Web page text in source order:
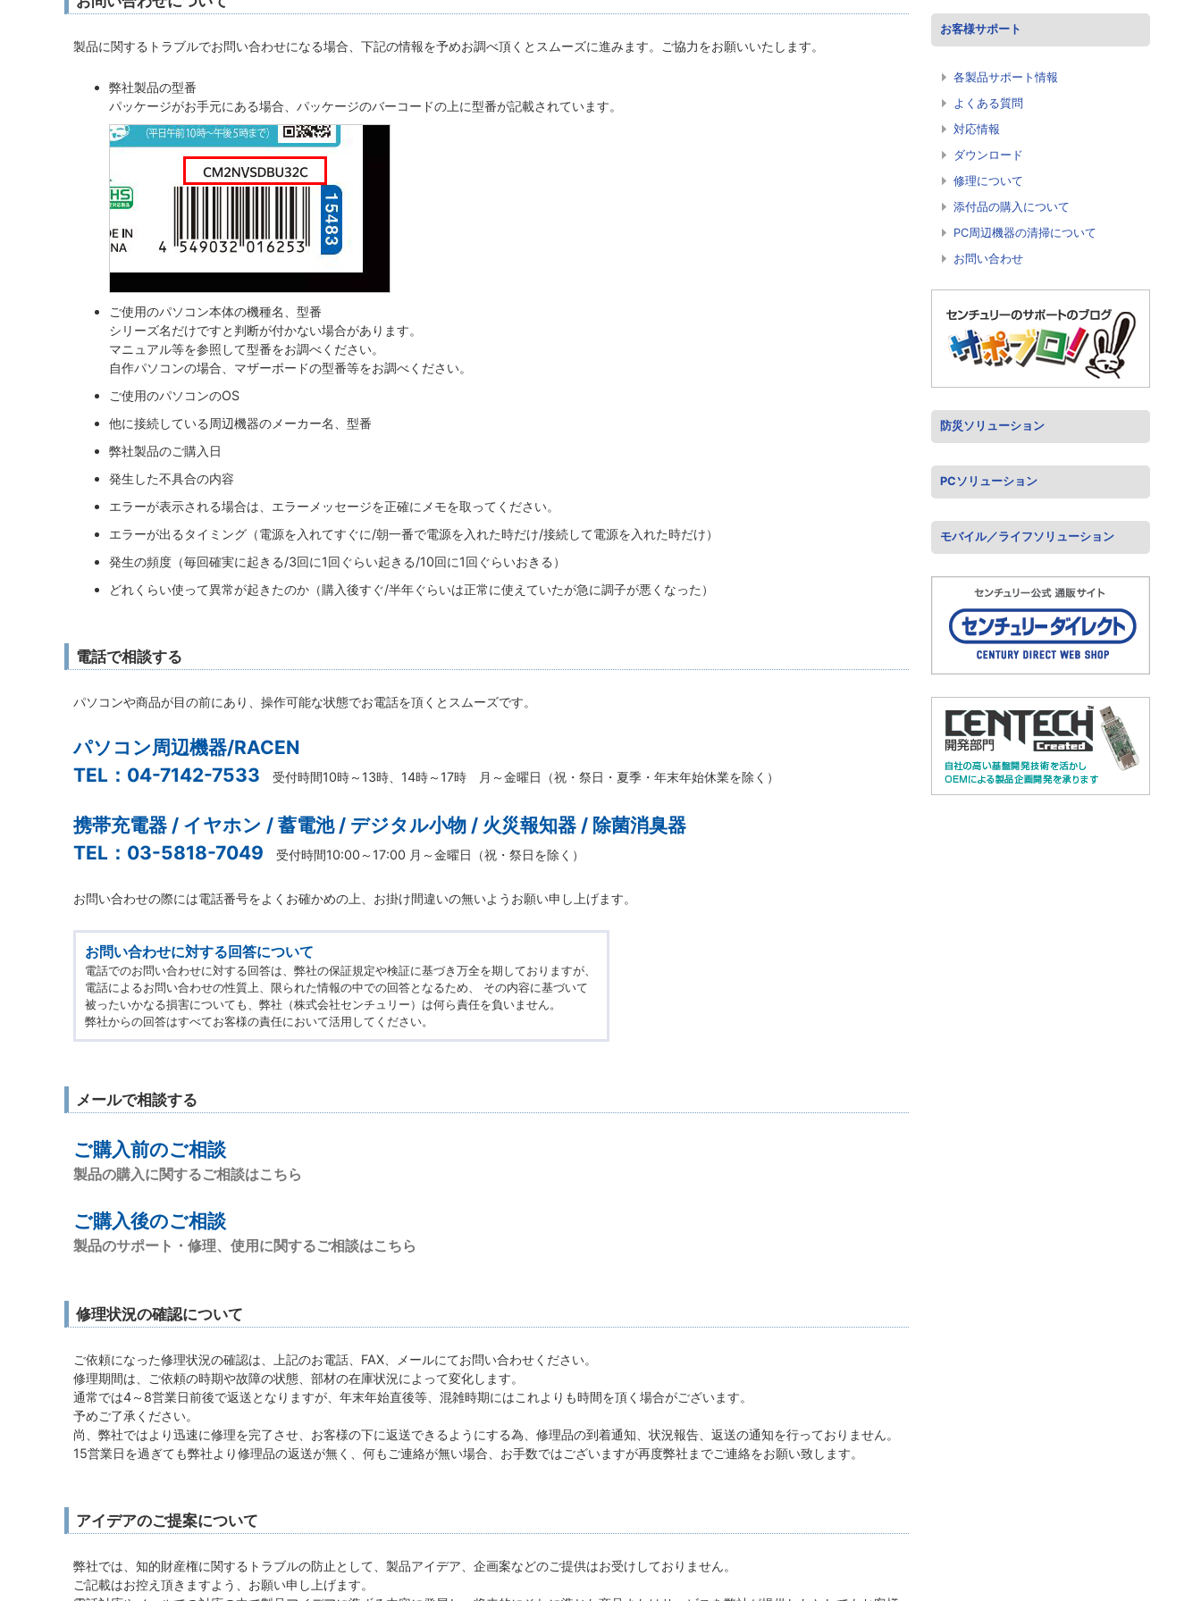
製品に関するトラブルでお問い合わせになる場合、下記の情報を予めお調べ頂くとスムーズに進みます。ご協力をお願いいたします。
弊社製品の型番
パッケージがお手元にある場合、パッケージのバーコードの上に型番が記載されています。
ご使用のパソコン本体の機種名、型番
シリーズ名だけですと判断が付かない場合があります。
マニュアル等を参照して型番をお調べください。
自作パソコンの場合、マザーボードの型番等をお調べください。
ご使用のパソコンのOS
他に接続している周辺機器のメーカー名、型番
弊社製品のご購入日
発生した不具合の内容
エラーが表示される場合は、エラーメッセージを正確にメモを取ってください。
エラーが出るタイミング（電源を入れてすぐに/朝一番で電源を入れた時だけ/接続して電源を入れた時だけ）
発生の頻度（毎回確実に起きる/3回に1回ぐらい起きる/10回に1回ぐらいおきる）
どれくらい使って異常が起きたのか（購入後すぐ/半年ぐらいは正常に使えていたが急に調子が悪くなった）
電話で相談する
パソコンや商品が目の前にあり、操作可能な状態でお電話を頂くとスムーズです。
パソコン周辺機器/RACEN
TEL：04-7142-7533 受付時間10時～13時、14時～17時 月～金曜日（祝・祭日・夏季・年末年始休業を除く）
携帯充電器 / イヤホン / 蓄電池 / デジタル小物 / 火災報知器 / 除菌消臭器
TEL：03-5818-7049 受付時間10:00～17:00 月～金曜日（祝・祭日を除く）
お問い合わせの際には電話番号をよくお確かめの上、お掛け間違いの無いようお願い申し上げます。
お問い合わせに対する回答について
電話でのお問い合わせに対する回答は、弊社の保証規定や検証に基づき万全を期しておりますが、
電話によるお問い合わせの性質上、限られた情報の中での回答となるため、 その内容に基づいて
被ったいかなる損害についても、弊社（株式会社センチュリー）は何ら責任を負いません。
弊社からの回答はすべてお客様の責任において活用してください。
メールで相談する
ご購入前のご相談
製品の購入に関するご相談はこちら
ご購入後のご相談
製品のサポート・修理、使用に関するご相談はこちら
修理状況の確認について
ご依頼になった修理状況の確認は、上記のお電話、FAX、メールにてお問い合わせください。
修理期間は、ご依頼の時期や故障の状態、部材の在庫状況によって変化します。
通常では4～8営業日前後で返送となりますが、年末年始直後等、混雑時期にはこれよりも時間を頂く場合がございます。
予めご了承ください。
尚、弊社ではより迅速に修理を完了させ、お客様の下に返送できるようにする為、修理品の到着通知、状況報告、返送の通知を行っておりません。
15営業日を過ぎても弊社より修理品の返送が無く、何もご連絡が無い場合、お手数ではございますが再度弊社までご連絡をお願い致します。
アイデアのご提案について
弊社では、知的財産権に関するトラブルの防止として、製品アイデア、企画案などのご提供はお受けしておりません。
ご記載はお控え頂きますよう、お願い申し上げます。
お客様サポート
各製品サポート情報
よくある質問
対応情報
ダウンロード
修理について
添付品の購入について
PC周辺機器の清掃について
お問い合わせ
防災ソリューション
PCソリューション
モバイル／ライフソリューション